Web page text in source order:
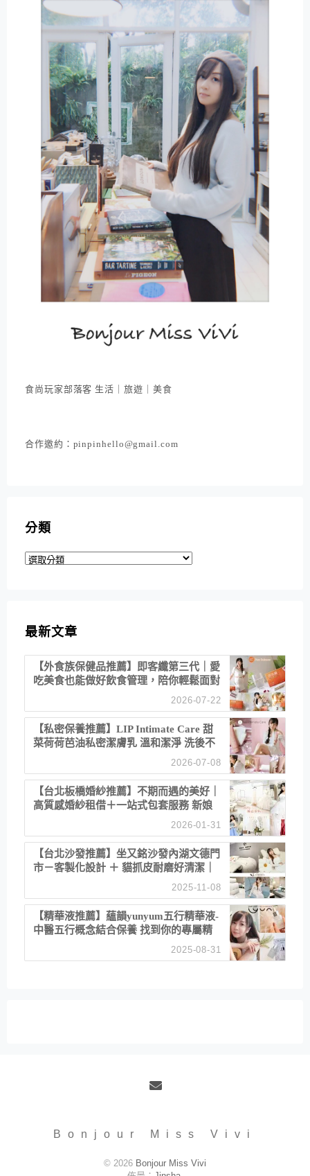
食尚玩家部落客 生活｜旅遊｜美食
合作邀約：pinpinhello@gmail.com
分類
分
最新文章
【外食族保健品推薦】即客纖第三代｜愛
吃美食也能做好飲食管理，陪你輕鬆面對
2026-07-22
【私密保養推薦】LIP Intimate Care 甜
菜荷荷芭油私密潔膚乳 溫和潔淨 洗後不
2026-07-08
【台北板橋婚紗推薦】不期而遇的美好｜
高質感婚紗租借＋一站式包套服務 新娘
2026-01-31
【台北沙發推薦】坐又銘沙發內湖文德門
市－客製化設計 ＋ 貓抓皮耐磨好清潔｜
直營直銷、價格透明 高CP值打造夢想
2025-11-08
【精華液推薦】蘊韻yunyum五行精華液-
中醫五行概念結合保養 找到你的專屬精
華！ 水㊀土㊀就選「潤・賦精華」維持
2025-08-31
Bonjour Miss Vivi
© 2026 Bonjour Miss Vivi